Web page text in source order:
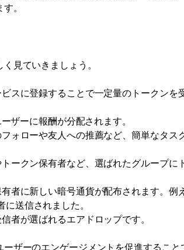
。
見ていきましょう。
スに登録することで一定量のトークンを
ザーに報酬が分配されます。
ォローや友人への推薦など、簡単なタス
ークン保有者など、選ばれたグループに
者に新しい暗号通貨が配布されます。例え
送信されました。
者が選ばれるエアドロップです。
ザーのエンゲージメントを促進すること